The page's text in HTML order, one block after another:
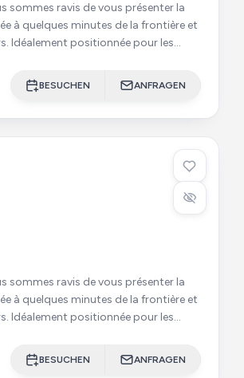
à quelques minutes de la frontière et
Idéalement positionnée pour les
BESUCHEN ANFRAGEN
à quelques minutes de la frontière et
Idéalement positionnée pour les
BESUCHEN ANFRAGEN